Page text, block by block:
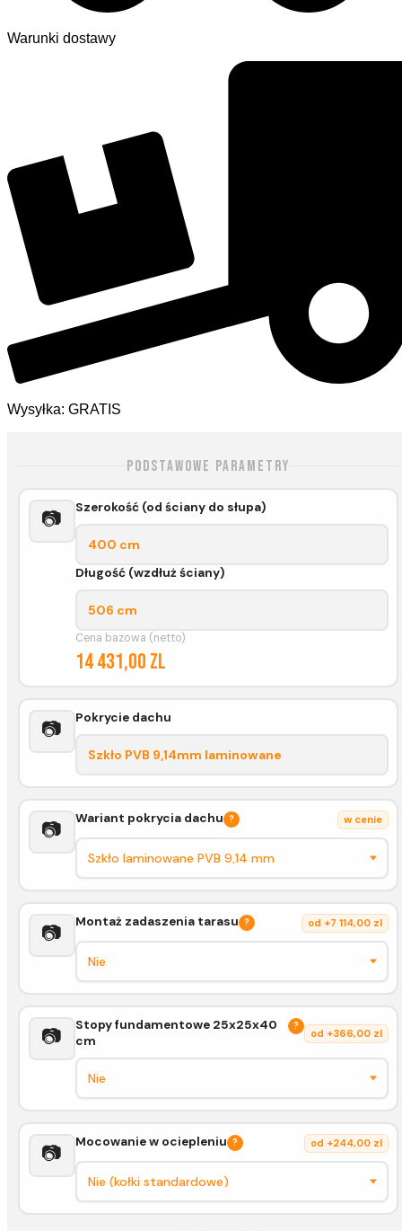
Warunki dostawy
Wysyłka: GRATIS
Podstawowe parametry
📷 Szerokość (od ściany do słupa)
400 cm
Długość (wzdłuż ściany)
506 cm
Cena bazowa (netto)
14 431,00 zl
📷 Pokrycie dachu
Szkło PVB 9,14mm laminowane
📷 Wariant pokrycia dachu ? w cenie
📷 Montaż zadaszenia tarasu ? od +7 114,00 zl
📷
Stopy fundamentowe 25x25x40
cm
?
od +366,00 zl
📷 Mocowanie w ociepleniu ? od +244,00 zl